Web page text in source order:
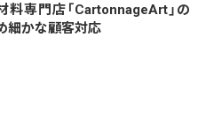
料専門店「CartonnageArt」の
細かな顧客対応